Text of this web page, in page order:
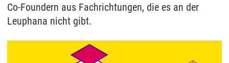
Co-Foundern aus Fachrichtungen, die es an der
Leuphana nicht gibt.